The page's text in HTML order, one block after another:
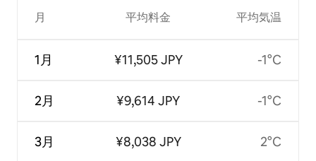
月
1月
2月
3月
平均料金
¥11,505 JPY
¥9,614 JPY
¥8,038 JPY
平均気温
-1°C
-1°C
2°C